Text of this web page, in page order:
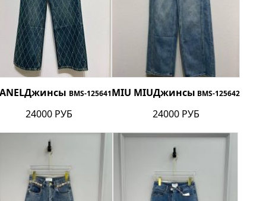
Джинсы BMS-125641
24000 РУБ
Джинсы
MIU MIU BMS-125642
24000 РУБ